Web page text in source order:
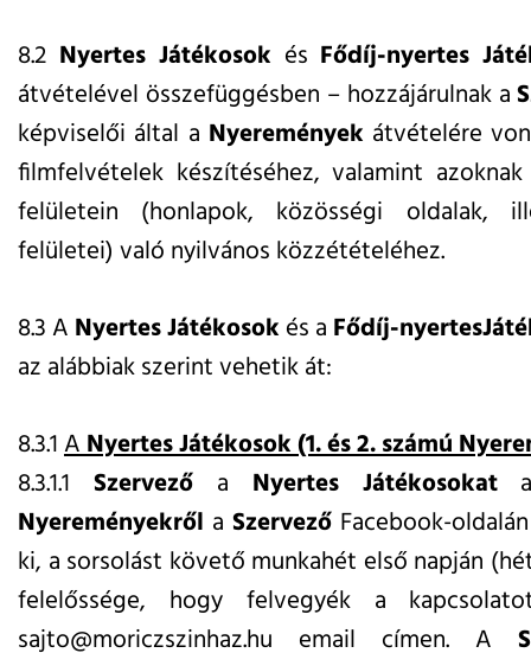
8.2 Nyertes Játékosok és Fődíj-nyertes
átvételével összefüggésben – hozzájárulnak a
képviselői által a Nyeremények átvételére
filmfelvételek készítéséhez, valamint
felületein (honlapok, közösségi oldalak,
felületei) való nyilvános közzétételéhez.
8.3 A Nyertes Játékosok és a Fődíj-
az alábbiak szerint vehetik át:
8.3.1ANyertes Játékosok(1. és 2. számú
8.3.1.1 Szervezőa Nyertes Játékosokat
Nyereményekről a SzervezőFacebook-
ki, a sorsolást követő munkahét első napján
felelőssége, hogy felvegyék a
sajto@moriczszinhaz.hu email címen. A